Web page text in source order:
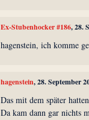
Ex-Stubenhocker #186, 28.
hagenstein, ich komme
hagenstein, 28. September
Das mit dem später
Da kam dann gar nichts